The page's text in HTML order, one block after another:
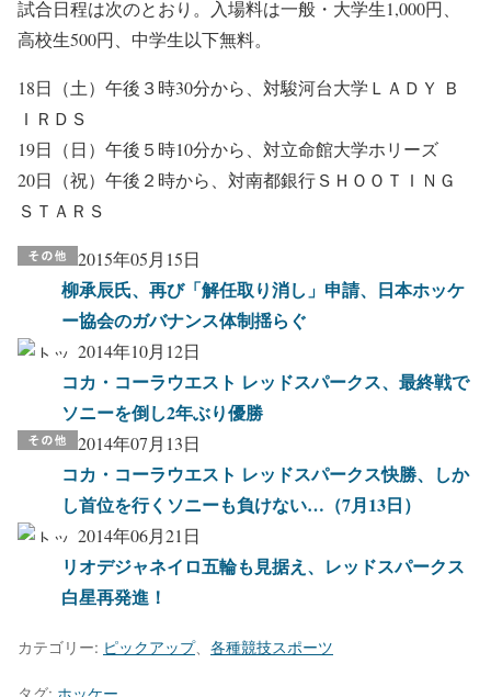
試合日程は次のとおり。入場料は一般・大学生1,000円、
高校生500円、中学生以下無料。
18日（土）午後３時30分から、対駿河台大学ＬＡＤＹ Ｂ
ＩＲＤＳ
19日（日）午後５時10分から、対立命館大学ホリーズ
20日（祝）午後２時から、対南都銀行ＳＨＯＯＴＩＮＧ
ＳＴＡＲＳ
2015年05月15日
柳承辰氏、再び「解任取り消し」申請、日本ホッケ
ー協会のガバナンス体制揺らぐ
2014年10月12日
コカ・コーラウエスト レッドスパークス、最終戦で
ソニーを倒し2年ぶり優勝
2014年07月13日
コカ・コーラウエスト レッドスパークス快勝、しか
し首位を行くソニーも負けない…（7月13日）
2014年06月21日
リオデジャネイロ五輪も見据え、レッドスパークス
白星再発進！
カテゴリー: ピックアップ、 各種競技スポーツ
タグ: ホッケー